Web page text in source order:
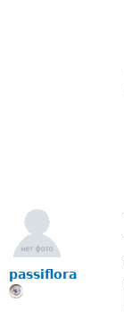
passiflora